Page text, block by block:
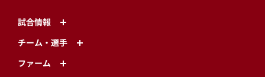
試合情報
チーム・選手
ファーム